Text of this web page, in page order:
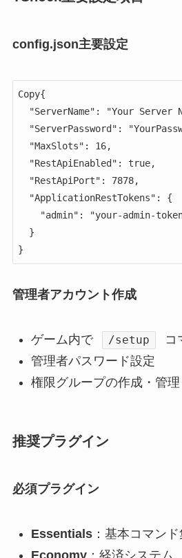
config.json主要設定
Copy{
管理者アカウント作成
ゲーム内で /setup
コ
管理者パスワード設定
権限グループの作成・管理
推奨プラグイン
必須プラグイン
Essentials：基本コマンド
Economy：経済システム